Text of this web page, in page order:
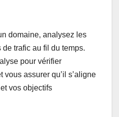
domaine, analysez les
trafic au fil du temps.
pour vérifier
vous assurer qu’il s’aligne
vos objectifs